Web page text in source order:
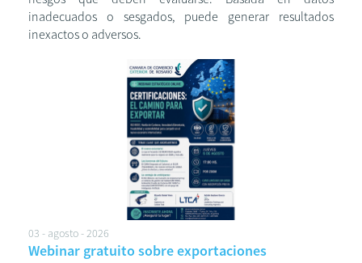
inadecuados o sesgados, puede generar resultados
inexactos o adversos.
03 - agosto - 2026
Webinar gratuito sobre exportaciones